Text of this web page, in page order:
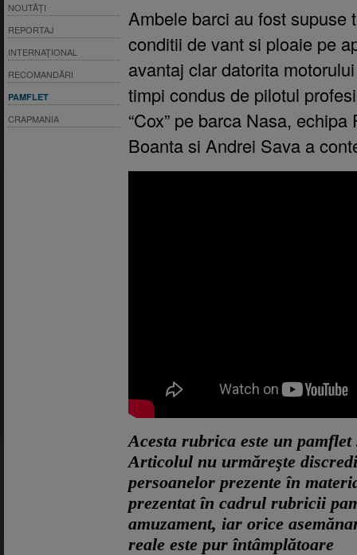
NOUTĂȚI
REPORTAJ
INTERNAȚIONAL
RECOMANDĂRI
PAMFLET
CRAPMANIA
Ambele barci au fost supuse
conditii de vant si ploaie pe
avantaj clar datorita
timpi condus de pilotul
“Cox” pe barca Nasa,
Boanta si Andrei Sava a
Acesta rubrica este un
Articolul nu urmăreşte
persoanelor prezente în
prezentat în cadrul rubricii
amuzament, iar orice
reale este pur întâmplătoare